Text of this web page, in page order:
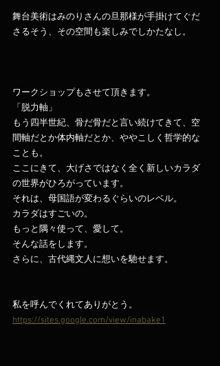
舞台美術はみのりさんの旦那様が手掛けてぐだ
さるそう、その空間も楽しみでしかたなし。
ワークショップもさせて頂きます。
「脱力軸」
もう四半世紀、骨だ骨だと言い続けてきて、空
間軸だとか体内軸だとか、ややこしく哲学的な
ことも。
ここにきて、大げさではなく全く新しいカラダ
の世界がひろがっています。
それは、母国語が変わるぐらいのレベル。
カラダはすごいの。
もっと隅々使って、愛して。
そんな話をします。
さらに、古代縄文人に想いを馳せます。
私を呼んでくれてありがとう。
https://sites.google.com/view/inabake1